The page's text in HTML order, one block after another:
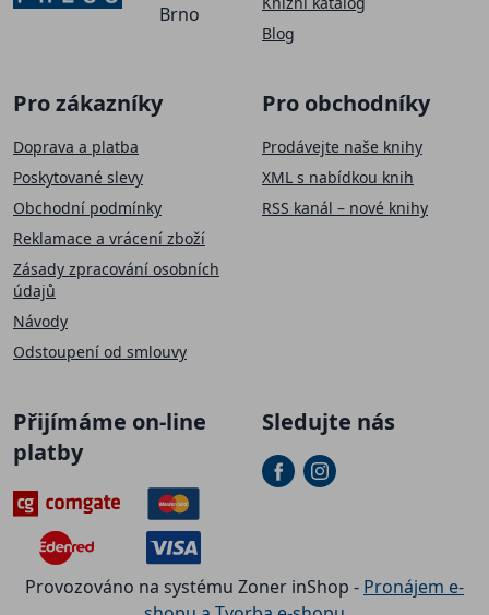
Brno
Blog
Pro zákazníky
Doprava a platba
Poskytované slevy
Obchodní podmínky
Reklamace a vrácení zboží
Zásady zpracování osobních
údajů
Návody
Odstoupení od smlouvy
Pro obchodníky
Prodávejte naše knihy
XML s nabídkou knih
RSS kanál – nové knihy
Přijímáme on-line
platby
Sledujte nás
Provozováno na systému Zoner inShop - Pronájem e-